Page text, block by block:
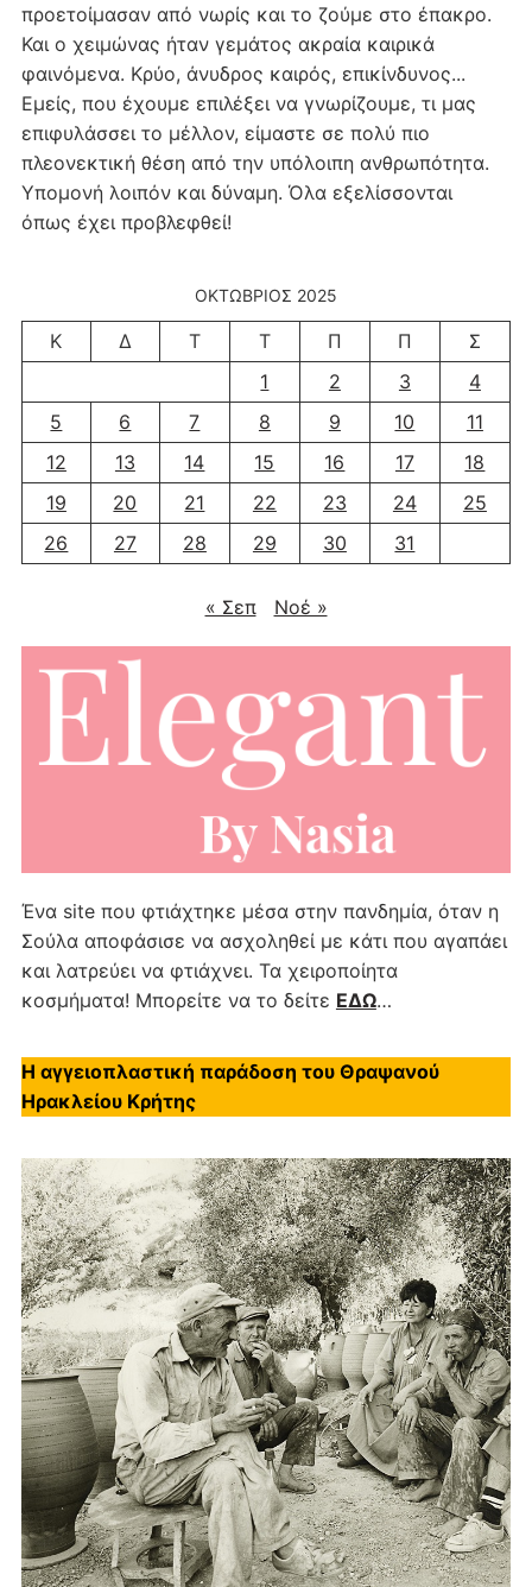
προετοίμασαν από νωρίς και το ζούμε στο έπακρο.
Και ο χειμώνας ήταν γεμάτος ακραία καιρικά
φαινόμενα. Κρύο, άνυδρος καιρός, επικίνδυνος...
Εμείς, που έχουμε επιλέξει να γνωρίζουμε, τι μας
επιφυλάσσει το μέλλον, είμαστε σε πολύ πιο
πλεονεκτική θέση από την υπόλοιπη ανθρωπότητα.
Υπομονή λοιπόν και δύναμη. Όλα εξελίσσονται
όπως έχει προβλεφθεί!
ΟΚΤΏΒΡΙΟΣ 2025
Κ Δ Τ Τ Π Π
Σ
1
2 3
4
5
6 7 8 9 10
11
12
13 14 15 16 17
18
19
20 21 22 23 24
25
26
27 28 29 30 31
« Σεπ Νοέ »
Ένα site που φτιάχτηκε μέσα στην πανδημία, όταν η
Σούλα αποφάσισε να ασχοληθεί με κάτι που αγαπάει
και λατρεύει να φτιάχνει. Τα χειροποίητα
κοσμήματα! Μπορείτε να το δείτε ΕΔΩ…
Η αγγειοπλαστική παράδοση του Θραψανού
Ηρακλείου Κρήτης